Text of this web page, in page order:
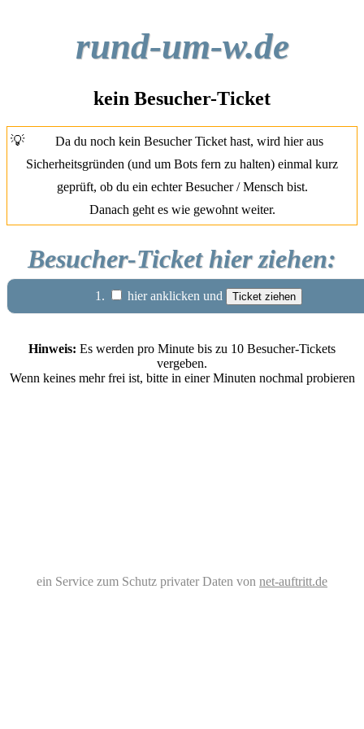
rund-um-w.de
kein Besucher-Ticket
💡
Da du noch kein Besucher Ticket hast, wird hier aus
Sicherheitsgründen (und um Bots fern zu halten) einmal kurz
geprüft, ob du ein echter Besucher / Mensch bist.
Danach geht es wie gewohnt weiter.
Besucher-Ticket hier ziehen:
1. hier anklicken und
Hinweis: Es werden pro Minute bis zu 10 Besucher-Tickets
vergeben.
Wenn keines mehr frei ist, bitte in einer Minuten nochmal probieren
ein Service zum Schutz privater Daten von net-auftritt.de